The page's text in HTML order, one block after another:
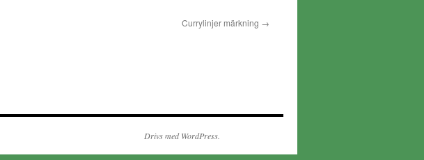
Currylinjer märkning
Drivs med WordPress.